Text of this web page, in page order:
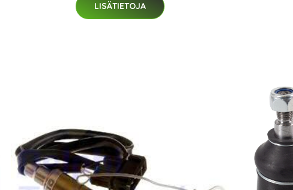
LISÄTIETOJA